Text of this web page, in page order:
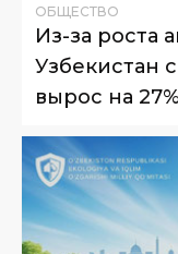
ОБЩЕСТВО
Из-за роста
Узбекистан
вырос на 27%